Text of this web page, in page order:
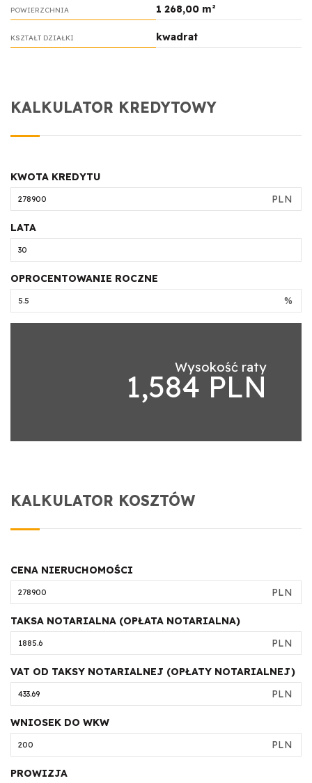
POWIERZCHNIA 1 268,00 m²
KSZTAŁT DZIAŁKI kwadrat
KALKULATOR KREDYTOWY
KWOTA KREDYTU
PLN
LATA
OPROCENTOWANIE ROCZNE
%
Wysokość raty
1,584 PLN
KALKULATOR KOSZTÓW
CENA NIERUCHOMOŚCI
PLN
TAKSA NOTARIALNA (OPŁATA NOTARIALNA)
PLN
VAT OD TAKSY NOTARIALNEJ (OPŁATY NOTARIALNEJ)
PLN
WNIOSEK DO WKW
PLN
PROWIZJA